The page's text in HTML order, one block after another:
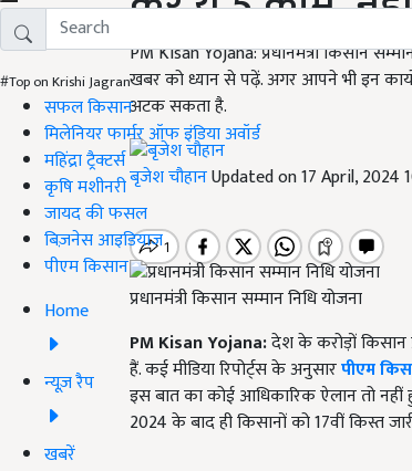
#Top on Krishi Jagran
सफल किसान
मिलेनियर फार्मर ऑफ इंडिया अवॉर्ड
महिंद्रा ट्रैक्टर्स
कृषि मशीनरी
जायद की फसल
बिज़नेस आइडियाज
पीएम किसान
Home
न्यूज़ रैप
खबरें
PM Kisan Yojana: प्रधानमंत्री किसान
खबर को ध्यान से पढ़ें. अगर आपने भी इन
अटक सकता है.
बृजेश चौहानUpdated on 17 April, 2024
प्रधानमंत्री किसान सम्मान निधि योजना
PM Kisan Yojana:देश के करोड़ों किसान
हैं. कई मीडिया रिपोर्ट्स के अनुसारपीएम
इस बात का कोई आधिकारिक ऐलान तो नहीं
2024 के बाद ही किसानों को 17वीं किस्त